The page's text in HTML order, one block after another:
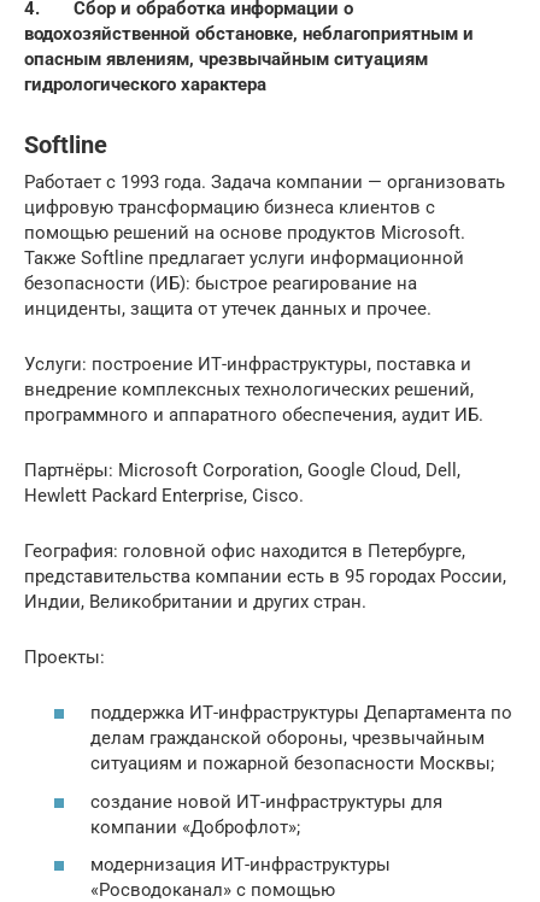
4. Сбор и обработка информации о
водохозяйственной обстановке, неблагоприятным и
опасным явлениям, чрезвычайным ситуациям
гидрологического характера
Softline
Работает с 1993 года. Задача компании — организовать
цифровую трансформацию бизнеса клиентов с
помощью решений на основе продуктов Microsoft.
Также Softline предлагает услуги информационной
безопасности (ИБ): быстрое реагирование на
инциденты, защита от утечек данных и прочее.
Услуги: построение ИТ-инфраструктуры, поставка и
внедрение комплексных технологических решений,
программного и аппаратного обеспечения, аудит ИБ.
Партнёры: Microsoft Corporation, Google Cloud, Dell,
Hewlett Packard Enterprise, Cisco.
География: головной офис находится в Петербурге,
представительства компании есть в 95 городах России,
Индии, Великобритании и других стран.
Проекты:
поддержка ИТ-инфраструктуры Департамента по
делам гражданской обороны, чрезвычайным
ситуациям и пожарной безопасности Москвы;
создание новой ИТ-инфраструктуры для
компании «Доброфлот»;
модернизация ИТ-инфраструктуры
«Росводоканал» с помощью